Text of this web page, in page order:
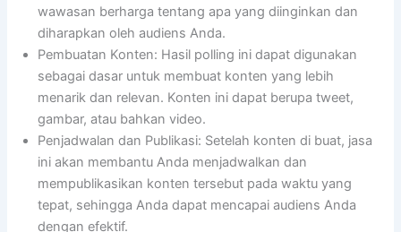
wawasan berharga tentang apa yang diinginkan dan
diharapkan oleh audiens Anda.
Pembuatan Konten: Hasil polling ini dapat digunakan
sebagai dasar untuk membuat konten yang lebih
menarik dan relevan. Konten ini dapat berupa tweet,
gambar, atau bahkan video.
Penjadwalan dan Publikasi: Setelah konten di buat, jasa
ini akan membantu Anda menjadwalkan dan
mempublikasikan konten tersebut pada waktu yang
tepat, sehingga Anda dapat mencapai audiens Anda
dengan efektif.